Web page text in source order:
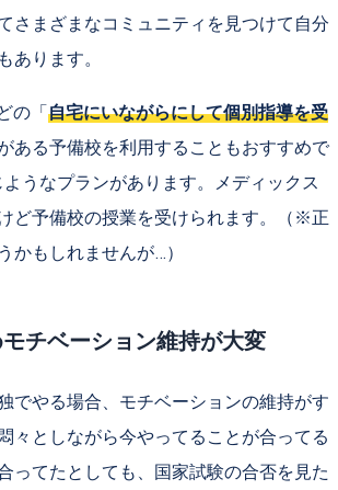
さまざまなコミュニティを見つけて自分
あります。
の「自宅にいながらにして個別指導を受
ある予備校を利用することもおすすめで
うなプランがあります。メディックス
ど予備校の授業を受けられます。（※正
かもしれませんが…）
チベーション維持が大変
でやる場合、モチベーションの維持がす
々としながら今やってることが合ってる
ってたとしても、国家試験の合否を見た